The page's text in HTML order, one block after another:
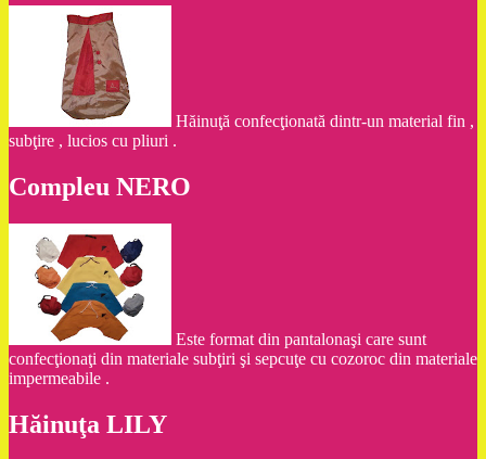
Hăinuţă confecţionată dintr-un material fin ,
subţire , lucios cu pliuri .
Compleu NERO
Este format din pantalonaşi care sunt
confecţionaţi din materiale subţiri şi sepcuţe cu cozoroc din materiale
impermeabile .
Hăinuţa LILY